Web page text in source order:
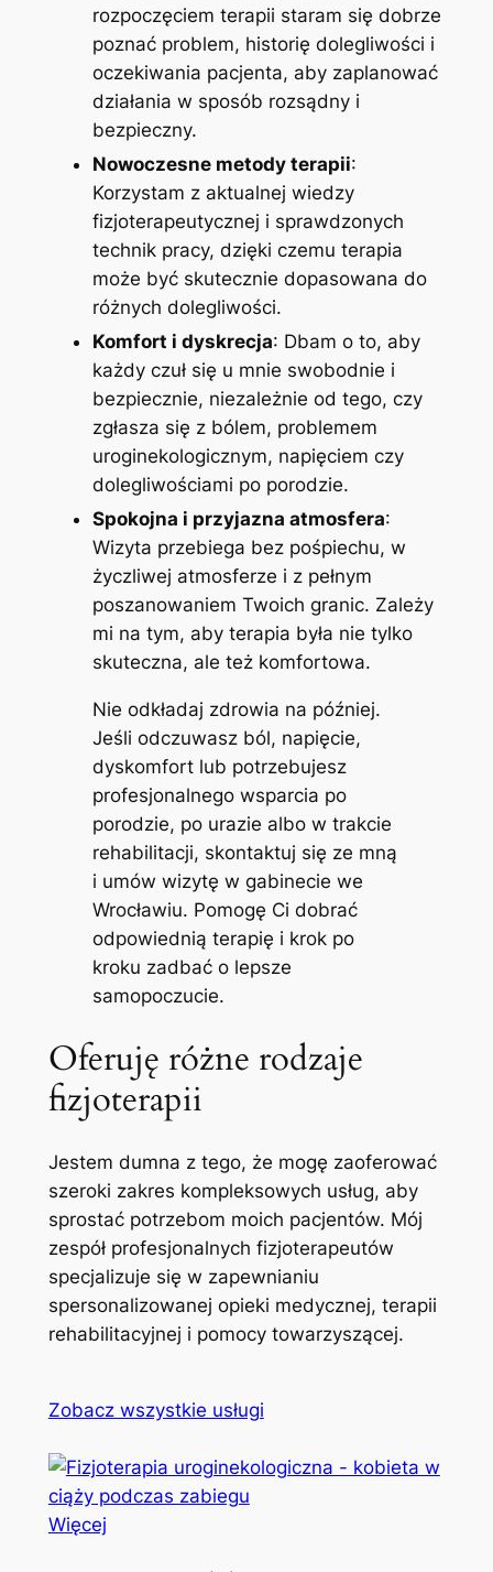
rozpoczęciem terapii staram się dobrze
poznać problem, historię dolegliwości i
oczekiwania pacjenta, aby zaplanować
działania w sposób rozsądny i
bezpieczny.
Nowoczesne metody terapii:
Korzystam z aktualnej wiedzy
fizjoterapeutycznej i sprawdzonych
technik pracy, dzięki czemu terapia
może być skutecznie dopasowana do
różnych dolegliwości.
Komfort i dyskrecja: Dbam o to, aby
każdy czuł się u mnie swobodnie i
bezpiecznie, niezależnie od tego, czy
zgłasza się z bólem, problemem
uroginekologicznym, napięciem czy
dolegliwościami po porodzie.
Spokojna i przyjazna atmosfera:
Wizyta przebiega bez pośpiechu, w
życzliwej atmosferze i z pełnym
poszanowaniem Twoich granic. Zależy
mi na tym, aby terapia była nie tylko
skuteczna, ale też komfortowa.
Nie odkładaj zdrowia na później.
Jeśli odczuwasz ból, napięcie,
dyskomfort lub potrzebujesz
profesjonalnego wsparcia po
porodzie, po urazie albo w trakcie
rehabilitacji, skontaktuj się ze mną
i umów wizytę w gabinecie we
Wrocławiu. Pomogę Ci dobrać
odpowiednią terapię i krok po
kroku zadbać o lepsze
samopoczucie.
Oferuję różne rodzaje
fizjoterapii
Jestem dumna z tego, że mogę zaoferować
szeroki zakres kompleksowych usług, aby
sprostać potrzebom moich pacjentów. Mój
zespół profesjonalnych fizjoterapeutów
specjalizuje się w zapewnianiu
spersonalizowanej opieki medycznej, terapii
rehabilitacyjnej i pomocy towarzyszącej.
Zobacz wszystkie usługi
Więcej